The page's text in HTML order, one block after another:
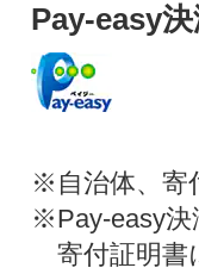
Pay-easy
※自治体、寄
※Pay-easy決
寄付証明書